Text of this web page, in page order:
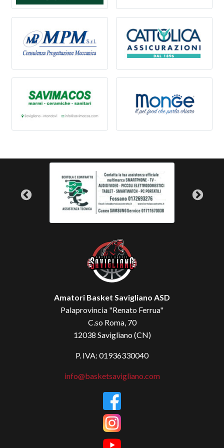
Amatori Basket Savigliano ASD
Palaprovincia "Renato Ferrua"
C.so Roma, 70
12038 Savigliano (CN)
P. IVA: 01936330040
info@basketsavigliano.com